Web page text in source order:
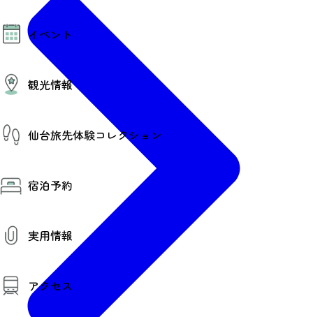
モデルコース
AIおまかせコース
オリジナルプラン
みんなの旅行記
イベント
イベント情報
その他イベント情報（音楽・展示会）
スポーツ情報
コンベンション情報
観光情報
温泉
プロスポーツチーム・プロオーケストラ
仙台の銘品
仙台観光マップ
仙台旅先体験コレクション
仙台旅先体験コレクション
体験プログラム検索（予約）
体験事業者からのお知らせ
体験トピックス
体験事業者
宿泊予約
実用情報
観光案内
お役立ち情報
アクセス